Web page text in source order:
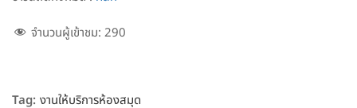
จำนวนผู้เข้าชม: 290
Tag: งานให้บริการห้องสมุด